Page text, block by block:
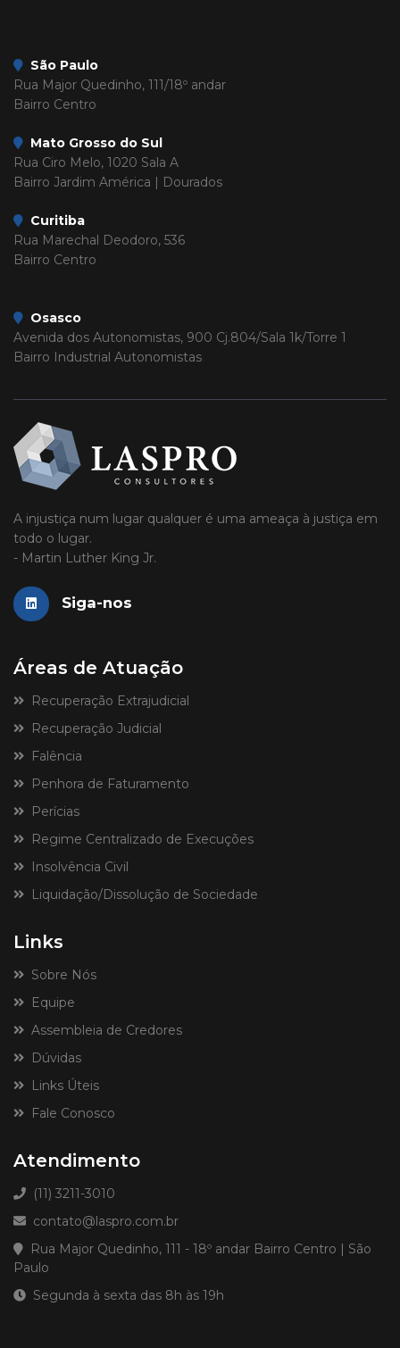
São Paulo
Rua Major Quedinho, 111/18º andar
Bairro Centro
Mato Grosso do Sul
Rua Ciro Melo, 1020 Sala A
Bairro Jardim América | Dourados
Curitiba
Rua Marechal Deodoro, 536
Bairro Centro
Osasco
Avenida dos Autonomistas, 900 Cj.804/Sala 1k/Torre 1
Bairro Industrial Autonomistas
A injustiça num lugar qualquer é uma ameaça à justiça em
todo o lugar.
- Martin Luther King Jr.
Siga-nos
Áreas de Atuação
Recuperação Extrajudicial
Recuperação Judicial
Falência
Penhora de Faturamento
Perícias
Regime Centralizado de Execuções
Insolvência Civil
Liquidação/Dissolução de Sociedade
Links
Sobre Nós
Equipe
Assembleia de Credores
Dúvidas
Links Úteis
Fale Conosco
Atendimento
(11) 3211-3010
contato@laspro.com.br
Rua Major Quedinho, 111 - 18º andar Bairro Centro | São
Paulo
Segunda à sexta das 8h às 19h